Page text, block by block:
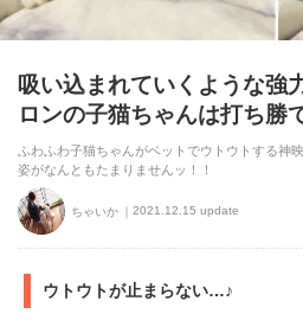
吸い込まれていくような強
ロンの子猫ちゃんは打ち勝
ふわふわ子猫ちゃんがベットでウトウトする神
姿がなんともたまりませんッ！！
ちゃいか 2021.12.15 update
ウトウトが止まらない…♪